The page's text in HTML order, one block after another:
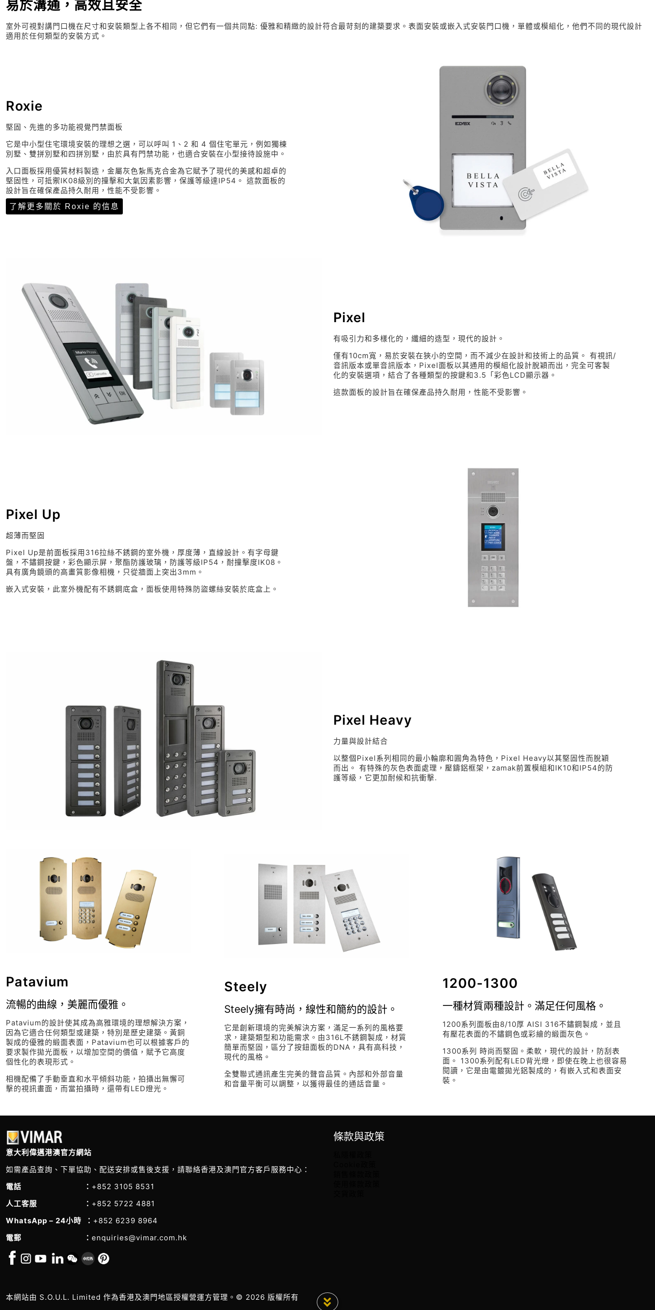
易於溝通，高效且安全
室外可視對講門口機在尺寸和安裝類型上各不相同，但它們有一個共同點: 優雅和精緻的設計符合最苛刻的建築要求。表面安裝或嵌入式安裝門口機，單體或模組化，他們不同的現代設計
適用於任何類型的安裝方式。
Roxie
堅固、先進的多功能視覺門禁面板
它是中小型住宅環境安裝的理想之選，可以呼叫 1、2 和 4 個住宅單元，例如獨棟
別墅、雙拼別墅和四拼別墅，由於具有門禁功能，也適合安裝在小型接待設施中。
入口面板採用優質材料製造，金屬灰色紮馬克合金為它賦予了現代的美感和超卓的
堅固性，可抵禦IK08級別的撞擊和大氣因素影響，保護等級達IP54。 這款面板的
設計旨在確保產品持久耐用，性能不受影響。
了解更多關於 Roxie 的信息
Pixel
有吸引力和多樣化的，纖細的造型，現代的設計。
僅有10cm寬，易於安裝在狹小的空間，而不減少在設計和技術上的品質。 有視訊/
音訊版本或單音訊版本，Pixel面板以其通用的模組化設計脫穎而出，完全可客製
化的安裝選項，結合了各種類型的按鍵和3.5「彩色LCD顯示器。
這款面板的設計旨在確保產品持久耐用，性能不受影響。
Pixel Up
超薄而堅固
Pixel Up是前面板採用316拉絲不銹鋼的室外機，厚度薄，直線設計。有字母鍵
盤，不鏽鋼按鍵，彩色顯示屏，聚酯防護玻璃，防護等級IP54，耐撞擊度IK08。
具有廣角鏡頭的高畫質影像相機，只從牆面上突出3mm。
嵌入式安裝，此室外機配有不銹鋼底盒，面板使用特殊防盜螺絲安裝於底盒上。
Pixel Heavy
力量與設計結合
以整個Pixel系列相同的最小輪廓和圓角為特色，Pixel Heavy以其堅固性而脫穎
而出。 有特殊的灰色表面處理，壓鑄鋁框架，zamak前置模組和IK10和IP54的防
護等級，它更加耐候和抗衝擊.
Patavium
流暢的曲線，美麗而優雅。
Patavium的設計使其成為高雅環境的理想解決方案，
因為它適合任何類型或建築，特別是歷史建築。黃銅
製成的優雅的緞面表面，Patavium也可以根據客戶的
要求製作拋光面板，以增加空間的價值，賦予它高度
個性化的表現形式。
相機配備了手動垂直和水平傾斜功能，拍攝出無懈可
擊的視訊畫面，而當拍攝時，還帶有LED燈光。
Steely
Steely擁有時尚，線性和簡約的設計。
它是創新環境的完美解決方案，滿足一系列的風格要
求，建築類型和功能需求。由316L不銹鋼製成，材質
簡單而堅固，區分了按鈕面板的DNA，具有高科技，
現代的風格。
全雙聯式通訊產生完美的聲音品質。內部和外部音量
和音量平衡可以調整，以獲得最佳的通話音量。
1200-1300
一種材質兩種設計。滿足任何風格。
1200系列面板由8/10厚 AISI 316不鏽鋼製成，並且
有壓花表面的不鏽鋼色或彩繪的緞面灰色。
1300系列 時尚而堅固。柔軟，現代的設計，防刮表
面。 1300系列配有LED背光燈，即使在晚上也很容易
閱讀，它是由電鍍拋光鋁製成的，有嵌入式和表面安
裝。
意大利偉邁港澳官方網站
如需產品查詢、下單協助、配送安排或售後支援，請聯絡香港及澳門官方客戶服務中心：
電話 ： +852 3105 8531
人工客服 ： +852 5722 4881
WhatsApp – 24小時 ： +852 6239 8964
電郵 ： enquiries@vimar.com.hk
條款與政策
本網站由 S.O.U.L. Limited 作為香港及澳門地區授權營運方管理。© 2026 版權所有